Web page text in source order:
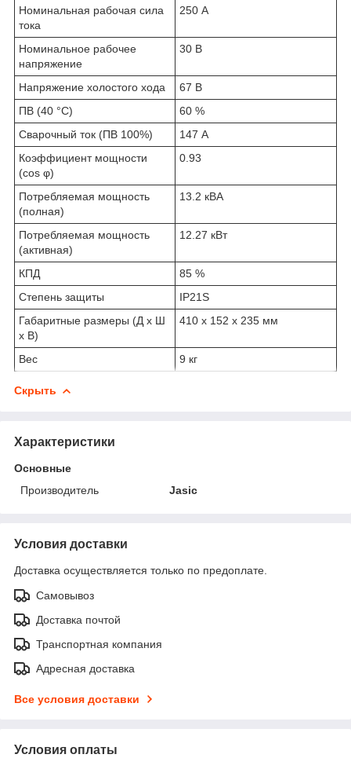
Номинальная рабочая сила
тока
250 А
Номинальное рабочее
напряжение
30 В
Напряжение холостого хода
67 В
ПВ (40 °С)
60 %
Сварочный ток (ПВ 100%)
147 А
Коэффициент мощности
(cos φ)
0.93
Потребляемая мощность
(полная)
13.2 кВА
Потребляемая мощность
(активная)
12.27 кВт
КПД
85 %
Степень защиты
IP21S
Габаритные размеры (Д х Ш
х В)
410 x 152 x 235 мм
Вес 9 кг
Скрыть
Характеристики
Основные
Производитель
Jasic
Условия доставки
Доставка осуществляется только по предоплате.
Самовывоз
Доставка почтой
Транспортная компания
Адресная доставка
Все условия доставки
Условия оплаты